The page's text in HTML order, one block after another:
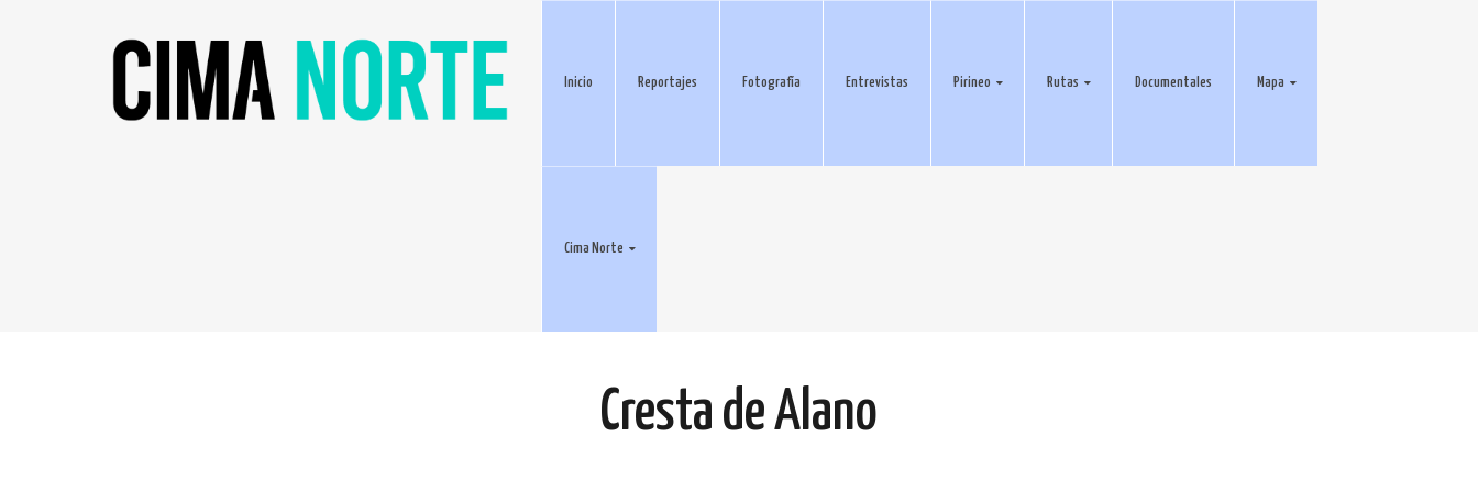
Inicio Reportajes Fotografía Entrevistas Pirineo Rutas Documentales Mapa
Cima Norte
Cresta de Alano